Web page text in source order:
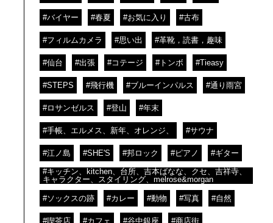
#バイヤー #春夏 #お気に入り #古布
#フィルムカメラ #思い出 #革靴，読書，趣味
#仙台 #出張 #コテージ #トンボ #Tieasy
#STEPS #飛行機 #ブルーインパルス #通り雨宮
#ロサンゼルス #登山 #年末
#手帳、エルメス、新年、オレンジ、 #サウナ
#江ノ島 #SHE'S #邦ロック #ピアノ #ギター
#キッチン、kitchen、台所、吉本ばなな、クセ、吉祥寺、
キャラクター、スタイリング、melrose&morgan
#ソックスの跡 #カレー #動物 #写真 #自然
#喫茶店 #カフェ #谷中銀座 #商店街